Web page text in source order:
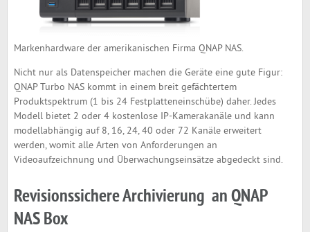
Markenhardware der amerikanischen Firma QNAP NAS.
Nicht nur als Datenspeicher machen die Geräte eine gute Figur:
QNAP Turbo NAS kommt in einem breit gefächtertem
Produktspektrum (1 bis 24 Festplatteneinschübe) daher. Jedes
Modell bietet 2 oder 4 kostenlose IP-Kamerakanäle und kann
modellabhängig auf 8, 16, 24, 40 oder 72 Kanäle erweitert
werden, womit alle Arten von Anforderungen an
Videoaufzeichnung und Überwachungseinsätze abgedeckt sind.
Revisionssichere Archivierung an QNAP
NAS Box